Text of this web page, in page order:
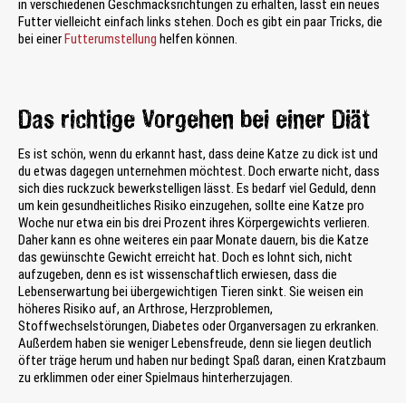
in verschiedenen Geschmacksrichtungen zu erhalten, lässt ein neues
Futter vielleicht einfach links stehen. Doch es gibt ein paar Tricks, die
bei einerFutterumstellung helfen können.
Das richtige Vorgehen bei einer Diät
Es ist schön, wenn du erkannt hast, dass deine Katze zu dick ist und
du etwas dagegen unternehmen möchtest. Doch erwarte nicht, dass
sich dies ruckzuck bewerkstelligen lässt. Es bedarf viel Geduld, denn
um kein gesundheitliches Risiko einzugehen, sollte eine Katze pro
Woche nur etwa ein bis drei Prozent ihres Körpergewichts verlieren.
Daher kann es ohne weiteres ein paar Monate dauern, bis die Katze
das gewünschte Gewicht erreicht hat. Doch es lohnt sich, nicht
aufzugeben, denn es ist wissenschaftlich erwiesen, dass die
Lebenserwartung bei übergewichtigen Tieren sinkt. Sie weisen ein
höheres Risiko auf, an Arthrose, Herzproblemen,
Stoffwechselstörungen, Diabetes oder Organversagen zu erkranken.
Außerdem haben sie weniger Lebensfreude, denn sie liegen deutlich
öfter träge herum und haben nur bedingt Spaß daran, einen Kratzbaum
zu erklimmen oder einer Spielmaus hinterherzujagen.